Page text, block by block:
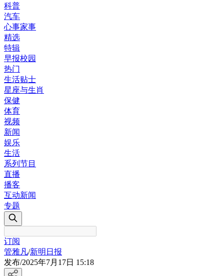
科普
汽车
心事家事
精选
特辑
早报校园
热门
生活贴士
星座与生肖
保健
体育
视频
新闻
娱乐
生活
系列节目
直播
播客
互动新闻
专题
订阅
管雅凡/新明日报
发布/2025年7月17日 15:18